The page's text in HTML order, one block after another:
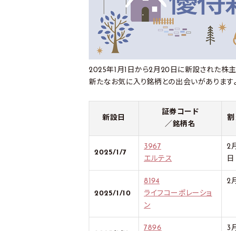
2025年1月1日から2月20日に新設された株主
新たなお気に入り銘柄との出会いがあります
新設日
証券コード
／銘柄名
割
2025/1/7
3967
エルテス
2
日
2025/1/10
8194
ライフコーポレーショ
ン
2
7896
3